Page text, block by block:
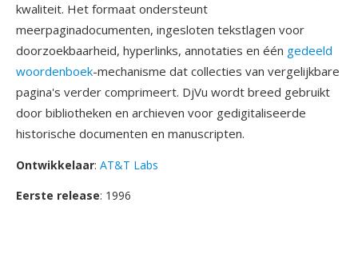
kwaliteit. Het formaat ondersteunt
meerpaginadocumenten, ingesloten tekstlagen voor
doorzoekbaarheid, hyperlinks, annotaties en één gedeeld
woordenboek-mechanisme dat collecties van vergelijkbare
pagina's verder comprimeert. DjVu wordt breed gebruikt
door bibliotheken en archieven voor gedigitaliseerde
historische documenten en manuscripten.
Ontwikkelaar: AT&T Labs
Eerste release: 1996